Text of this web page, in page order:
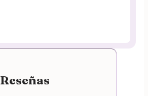
Reseñas